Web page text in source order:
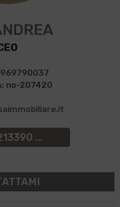
no-207420
...